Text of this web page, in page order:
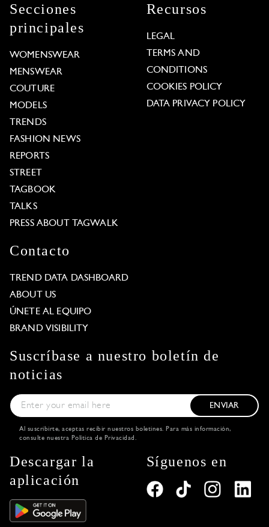
Secciones
principales
WOMENSWEAR
MENSWEAR
COUTURE
MODELS
TRENDS
FASHION NEWS
REPORTS
STREET
TAGBOOK
TALKS
PRESS ABOUT TAGWALK
Recursos
LEGAL
TERMS AND
CONDITIONS
COOKIES POLICY
DATA PRIVACY POLICY
Contacto
TREND DATA DASHBOARD
ABOUT US
ÚNETE AL EQUIPO
BRAND VISIBILITY
Suscríbase a nuestro boletín de
noticias
ENVIAR
Al suscribirte, aceptas recibir nuestros boletines. Para más información,
consulte nuestra Política de Privacidad .
Descargar la
aplicación
Síguenos en